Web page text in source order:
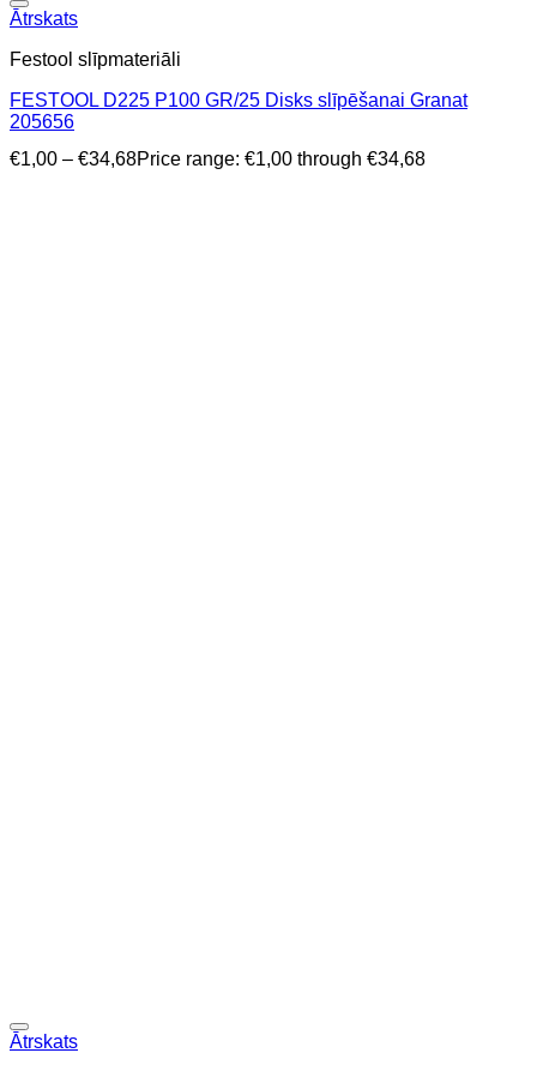
Ātrskats
Festool slīpmateriāli
FESTOOL D225 P100 GR/25 Disks slīpēšanai Granat
205656
€1,00 – €34,68Price range: €1,00 through €34,68
Ātrskats